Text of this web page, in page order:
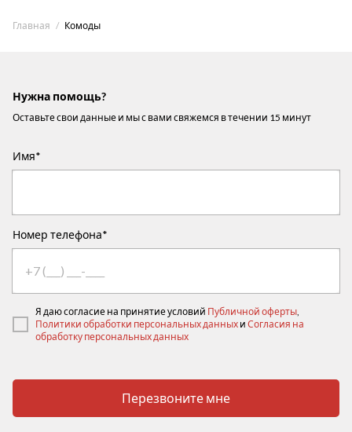
Главная Комоды
Нужна помощь?
Оставьте свои данные и мы с вами свяжемся в течении 15 минут
Имя*
Номер телефона*
Я даю согласие на принятие условий Публичной оферты,
Политики обработки персональных данных и Согласия на
обработку персональных данных
Перезвоните мне